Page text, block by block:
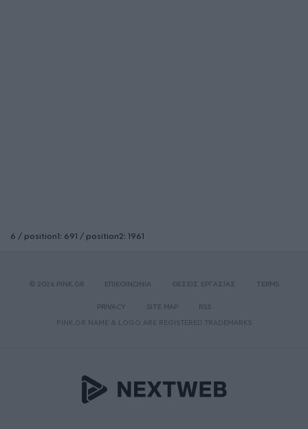
6 / position1: 691 / position2: 1961
© 2026 PINK.GR ΕΠΙΚΟΙΝΩΝΙΑ ΘΕΣΕΙΣ ΕΡΓΑΣΙΑΣ TERMS
PRIVACY SITE MAP
RSS
PINK.GR NAME & LOGO ARE REGISTERED TRADEMARKS